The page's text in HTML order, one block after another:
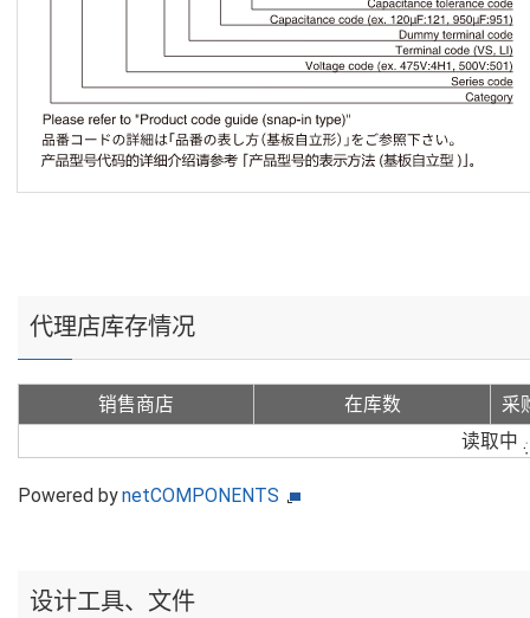
代理店库存情况
销售商店 在库数
采
读取中
Powered bynetCOMPONENTS
设计工具、文件